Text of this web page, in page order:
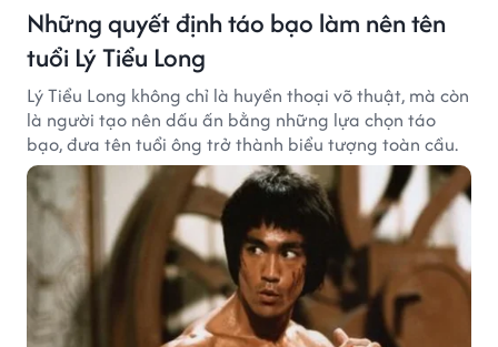
Những quyết định táo bạo làm nên tên
tuổi Lý Tiểu Long
Lý Tiểu Long không chỉ là huyền thoại võ thuật, mà còn
là người tạo nên dấu ấn bằng những lựa chọn táo
bạo, đưa tên tuổi ông trở thành biểu tượng toàn cầu.